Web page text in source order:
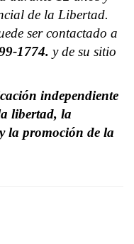
de la Libertad.
ser contactado a
1774. y de su sitio
independiente
libertad, la
la promoción de la